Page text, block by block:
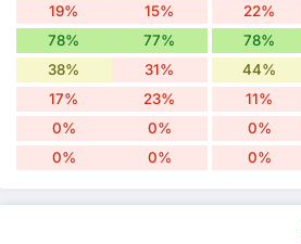
22%
15%
19%
78%
77%
78%
44%
31%
38%
11%
23%
17%
0%
0%
0%
0%
0%
0%